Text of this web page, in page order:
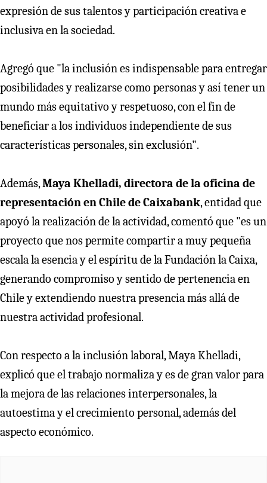
expresión de sus talentos y participación creativa e
inclusiva en la sociedad.
Agregó que "la inclusión es indispensable para entregar
posibilidades y realizarse como personas y así tener un
mundo más equitativo y respetuoso, con el fin de
beneficiar a los individuos independiente de sus
características personales, sin exclusión".
Además,Maya Khelladi, directora de la oficina de
representación en Chile de Caixabank, entidad que
apoyó la realización de la actividad, comentó que "es un
proyecto que nos permite compartir a muy pequeña
escala la esencia y el espíritu de la Fundación la Caixa,
generando compromiso y sentido de pertenencia en
Chile y extendiendo nuestra presencia más allá de
nuestra actividad profesional.
Con respecto a la inclusión laboral, Maya Khelladi,
explicó que el trabajo normaliza y es de gran valor para
la mejora de las relaciones interpersonales, la
autoestima y el crecimiento personal, además del
aspecto económico.